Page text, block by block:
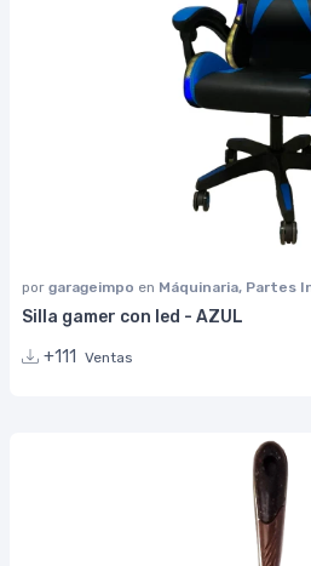
por garageimpo en Máquinaria, Partes
Silla gamer con led - AZUL
+111
Ventas